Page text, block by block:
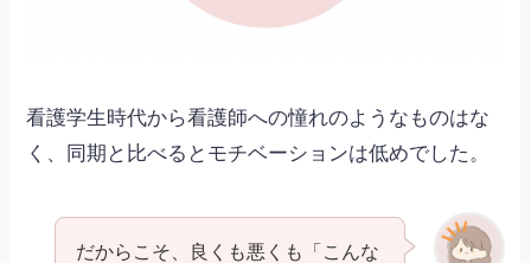
看護学生時代から看護師への憧れのようなものはな
く、同期と比べるとモチベーションは低めでした。
だからこそ、良くも悪くも「こんな